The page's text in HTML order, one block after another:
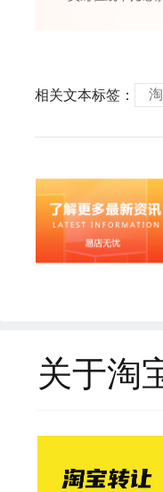
相关文本标签：
关于淘